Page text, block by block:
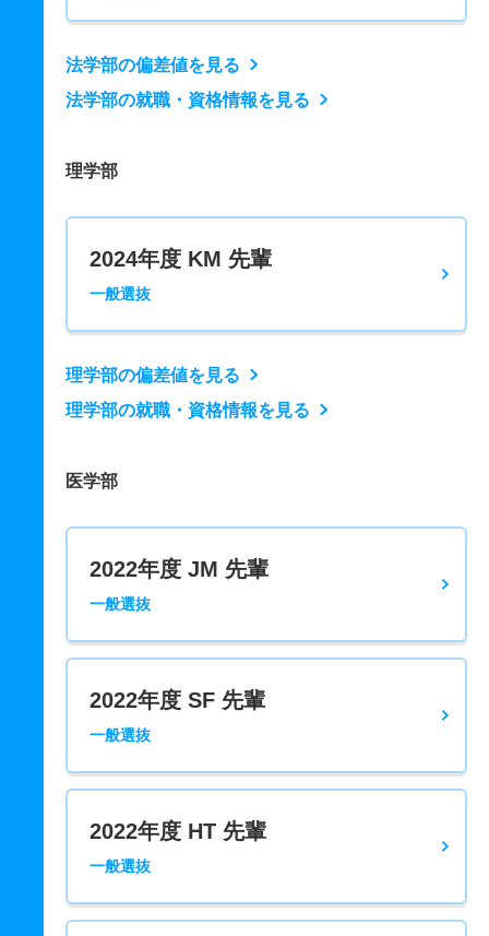
法学部の偏差値を見る
法学部の就職・資格情報を見る
理学部
2024年度 KM 先輩
一般選抜
理学部の偏差値を見る
理学部の就職・資格情報を見る
医学部
2022年度 JM 先輩
一般選抜
2022年度 SF 先輩
一般選抜
2022年度 HT 先輩
一般選抜